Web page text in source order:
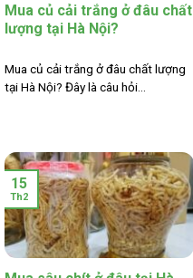
Mua củ cải trắng ở đâu chất
lượng tại Hà Nội?
Mua củ cải trắng ở đâu chất lượng
tại Hà Nội? Đây là câu hỏi...
15
Th2